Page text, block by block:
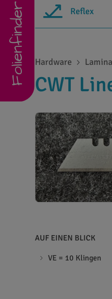
Reflex
Folienfinder Hardware
CWT
AUF EINEN BLICK
VE = 10 Klingen